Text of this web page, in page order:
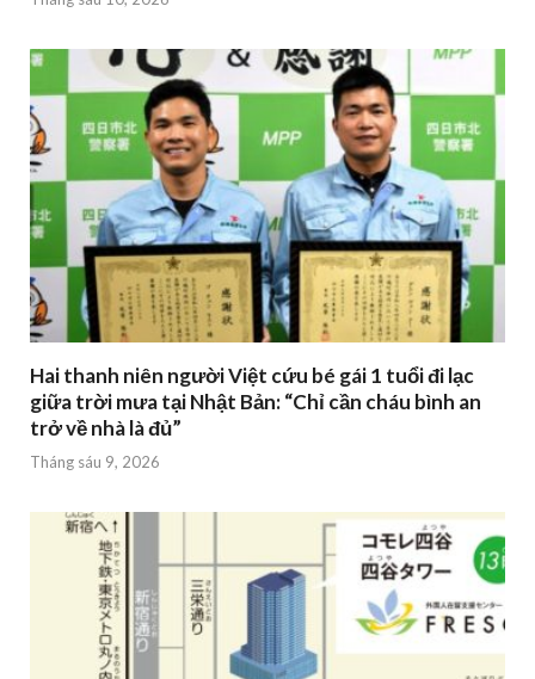
Hai thanh niên người Việt cứu bé gái 1 tuổi đi lạc
giữa trời mưa tại Nhật Bản: “Chỉ cần cháu bình an
trở về nhà là đủ”
Tháng sáu 9, 2026